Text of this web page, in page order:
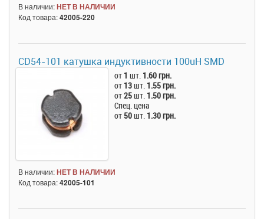
В наличии:НЕТ В НАЛИЧИИ
Код товара:42005-220
CD54-101 катушка индуктивности 100uH SMD
от 1 шт. 1.60 грн.
от 13шт. 1.55 грн.
от25шт. 1.50 грн.
Спец. цена
от 50шт. 1.30 грн.
В наличии:НЕТ В НАЛИЧИИ
Код товара:42005-101